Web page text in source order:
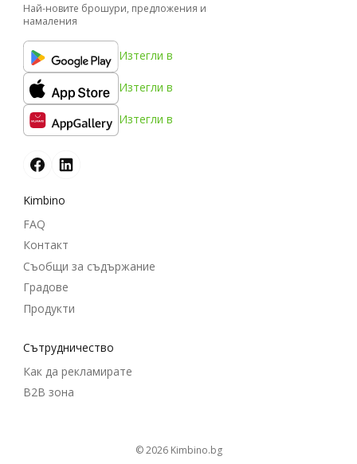
Най-новите брошури, предложения и
намаления
Изтегли в
Изтегли в
Изтегли в
Kimbino
FAQ
Контакт
Съобщи за съдържание
Градове
Продукти
Cътрудничество
Как да рекламирате
B2B зона
© 2026 kimbino.bg